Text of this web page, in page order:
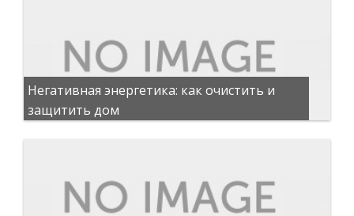
Негативная энергетика: как очистить и
защитить дом